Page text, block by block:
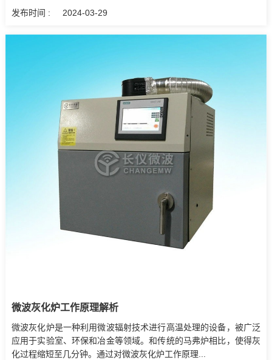
发布时间 :
2024-03-29
微波灰化炉工作原理解析
微波灰化炉是一种利用微波辐射技术进行高温处理的设备，被广泛
应用于实验室、环保和冶金等领域。和传统的马弗炉相比，使得灰
化过程缩短至几分钟。通过对微波灰化炉工作原理...